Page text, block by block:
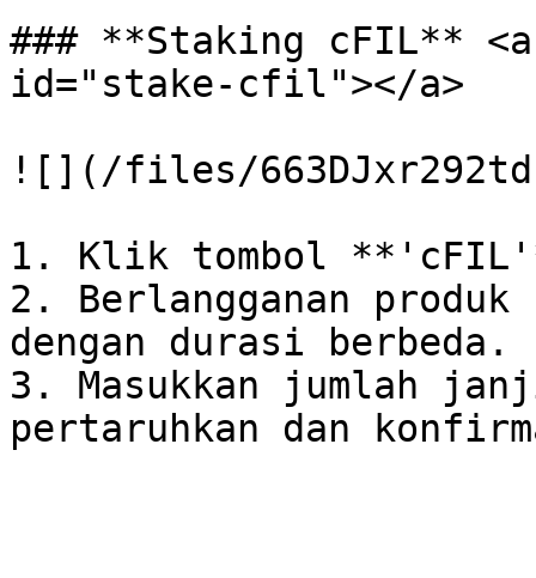
### **Staking cFIL**
id="stake-cfil"></a>
![](/files/
1. Klik tombol
2. Berlangganan
dengan durasi berbeda.
3. Masukkan jumlah
pertaruhkan dan